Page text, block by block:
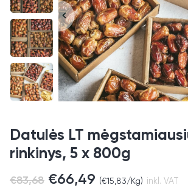
Datulės LT
rinkinys, 5 x 800g
€83,68 €66,49 (€15,83/Kg) inkl. VAT